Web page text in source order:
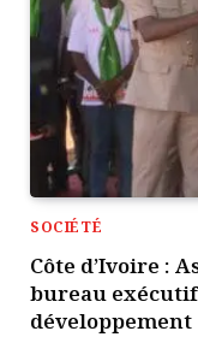
SOCIÉTÉ
Côte d’Ivoire :
bureau
développement